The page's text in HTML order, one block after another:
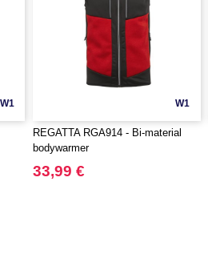
W1 W1
REGATTA RGA914 - Bi-material
bodywarmer
33,99 €